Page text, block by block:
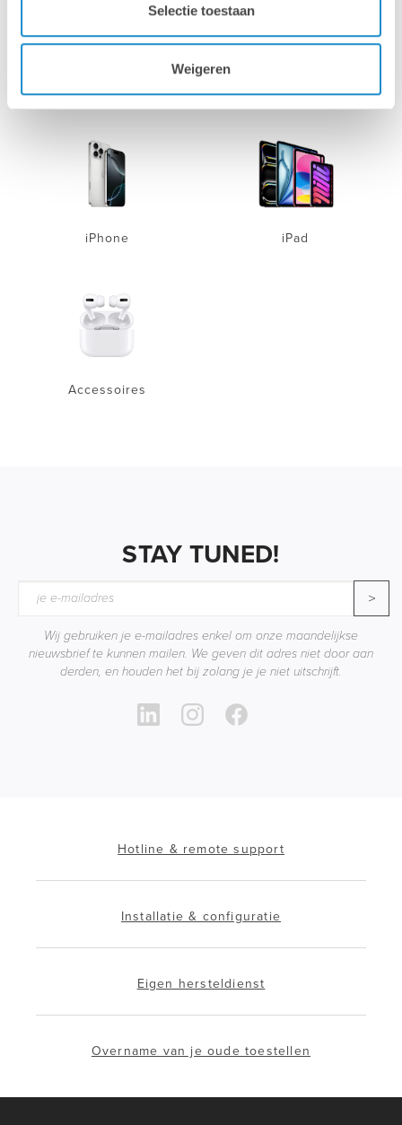
Selectie toestaan
Weigeren
iPhone iPad
Accessoires
STAY TUNED!
>
Wij gebruiken je e-mailadres enkel om onze maandelijkse
nieuwsbrief te kunnen mailen. We geven dit adres niet door aan
derden, en houden het bij zolang je je niet uitschrijft.
Hotline & remote support
Installatie & configuratie
Eigen hersteldienst
Overname van je oude toestellen